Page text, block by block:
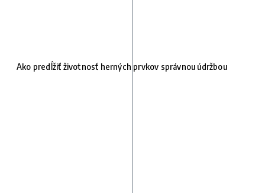
Ako predĺžiť životnosť herných prvkov správnou údržbou